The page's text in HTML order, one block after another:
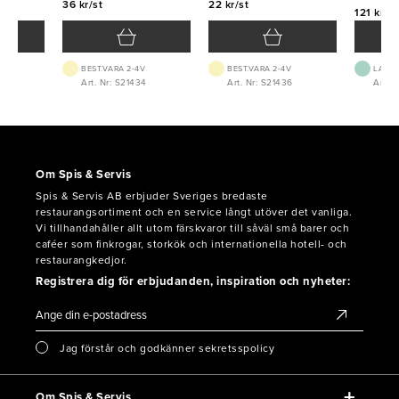
36 kr/st
BEST.VARA 2-4V
Art. Nr: S21434
22 kr/st
BEST.VARA 2-4V
Art. Nr: S21436
121 kr/st
Art.
Om Spis & Servis
Spis & Servis AB erbjuder Sveriges bredaste
restaurangsortiment och en service långt utöver det vanliga.
Vi tillhandahåller allt utom färskvaror till såväl små barer och
caféer som finkrogar, storkök och internationella hotell- och
restaurangkedjor.
Registrera dig för erbjudanden, inspiration och nyheter:
Jag förstår och godkänner sekretsspolicy